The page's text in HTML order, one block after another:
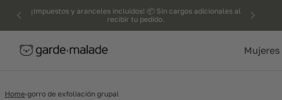
to
¡Impuestos y aranceles incluidos! 📦 Sin cargos adicionales al
recibir tu pedido.
Mujeres
Home gorro de exfoliación grupal